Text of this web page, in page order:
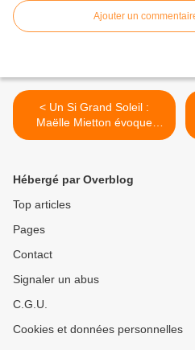
Ajouter un
< Un Si Grand Soleil :
Maëlle Mietton évoque
l'évolution d'Alice, son
Hébergé par Overblog
Top articles
Pages
Contact
Signaler un abus
C.G.U.
Cookies et données personnelles